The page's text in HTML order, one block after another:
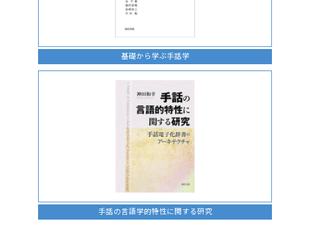
基礎から学ぶ手話学
手話の言語学的特性に関する研究